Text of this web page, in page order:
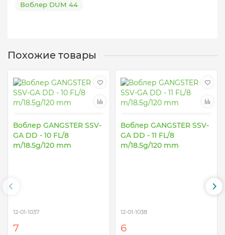
Воблер DUM 44
Похожие товары
Воблер GANGSTER SSV-
GA DD - 10 FL/8
m/18.5g/120 mm
12-01-1037
7
Воблер GANGSTER SSV-
GA DD - 11 FL/8
m/18.5g/120 mm
12-01-1038
6